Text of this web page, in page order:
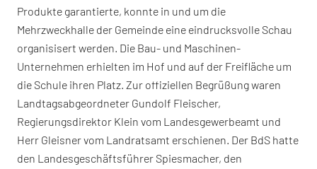
Produkte garantierte, konnte in und um die
Mehrzweckhalle der Gemeinde eine eindrucksvolle Schau
organisisert werden. Die Bau- und Maschinen-
Unternehmen erhielten im Hof und auf der Freifläche um
die Schule ihren Platz. Zur offiziellen Begrüßung waren
Landtagsabgeordneter Gundolf Fleischer,
Regierungsdirektor Klein vom Landesgewerbeamt und
Herr Gleisner vom Landratsamt erschienen. Der BdS hatte
den Landesgeschäftsführer Spiesmacher, den